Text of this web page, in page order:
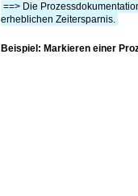
==> Die
erheblichen Zeitersparnis.
Beispiel: Markieren einer